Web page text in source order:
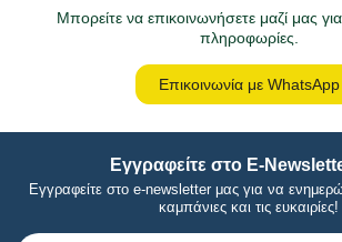
Μπορείτε να επικοινωνήσετε μαζί μας
πληροφωρίες.
Επικοινωνία με WhatsApp
Εγγραφείτε στο E-
Εγγραφείτε στο e-newsletter μας για να
καμπάνιες και τις ευκαιρίες!